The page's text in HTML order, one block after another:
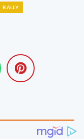
RALLY